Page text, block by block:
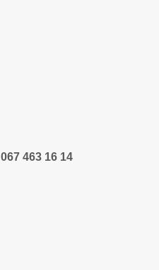
067 463 16 14